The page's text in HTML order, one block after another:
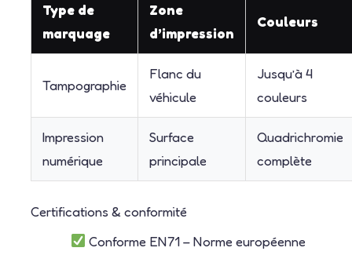
Type de
marquage
Zone
d’impression
Couleurs
Tampographie
Flanc du
véhicule
Jusqu’à 4
couleurs
Impression
numérique
Surface
principale
Quadrichromie
complète
Certifications & conformité
Conforme EN71 – Norme européenne